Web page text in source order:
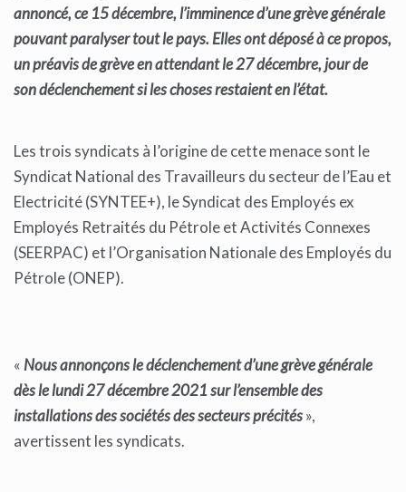
annoncé, ce 15 décembre, l’imminence d’une grève générale
pouvant paralyser tout le pays. Elles ont déposé à ce propos,
un préavis de grève en attendant le 27 décembre, jour de
son déclenchement si les choses restaient en l’état.
Les trois syndicats à l’origine de cette menace sont le
Syndicat National des Travailleurs du secteur de l’Eau et
Electricité (SYNTEE+), le Syndicat des Employés ex
Employés Retraités du Pétrole et Activités Connexes
(SEERPAC) et l’Organisation Nationale des Employés du
Pétrole (ONEP).
«Nous annonçons le déclenchement d’une grève générale
dès le lundi 27 décembre 2021 sur l’ensemble des
installations des sociétés des secteurs précités»,
avertissent les syndicats.